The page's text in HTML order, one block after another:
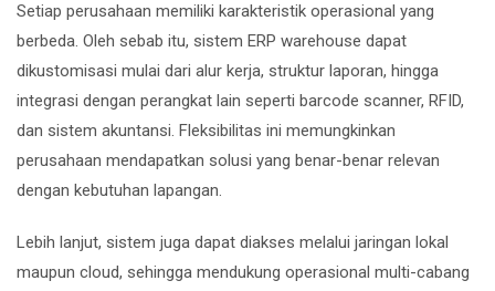
Setiap perusahaan memiliki karakteristik operasional yang
berbeda. Oleh sebab itu, sistem ERP warehouse dapat
dikustomisasi mulai dari alur kerja, struktur laporan, hingga
integrasi dengan perangkat lain seperti barcode scanner, RFID,
dan sistem akuntansi. Fleksibilitas ini memungkinkan
perusahaan mendapatkan solusi yang benar-benar relevan
dengan kebutuhan lapangan.
Lebih lanjut, sistem juga dapat diakses melalui jaringan lokal
maupun cloud, sehingga mendukung operasional multi-cabang